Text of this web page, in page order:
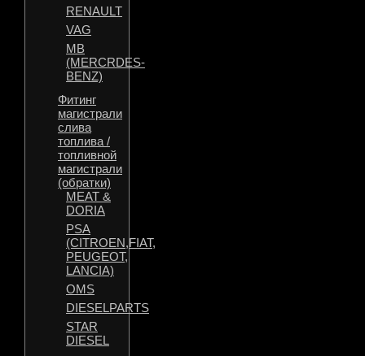
RENAULT
VAG
MB
(MERCRDES-
BENZ)
Фитинг
магистрали
слива
топлива /
топливной
магистрали
(обратки)
MEAT &
DORIA
PSA
(CITROEN,FIAT,
PEUGEOT,
LANCIA)
OMS
DIESELPARTS
STAR
DIESEL